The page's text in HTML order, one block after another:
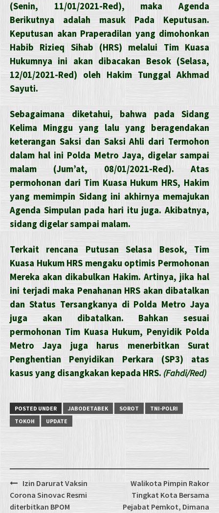
(Senin, 11/01/2021-Red), maka Agenda
Berikutnya adalah masuk Pada Keputusan.
Keputusan akan Praperadilan yang dimohonkan
Habib Rizieq Sihab (HRS) melalui Tim Kuasa
Hukumnya ini akan dibacakan Besok (Selasa,
12/01/2021-Red) oleh Hakim Tunggal Akhmad
Sayuti.
Sebagaimana diketahui, bahwa pada Sidang
Kelima Minggu yang lalu yang beragendakan
keterangan Saksi dan Saksi Ahli dari Termohon
dalam hal ini Polda Metro Jaya, digelar sampai
malam (Jum’at, 08/01/2021-Red). Atas
permohonan dari Tim Kuasa Hukum HRS, Hakim
yang memimpin Sidang ini akhirnya memajukan
Agenda Simpulan pada hari itu juga. Akibatnya,
sidang digelar sampai malam.
Terkait rencana Putusan Selasa Besok, Tim
Kuasa Hukum HRS mengaku optimis Permohonan
Mereka akan dikabulkan Hakim. Artinya, jika hal
ini terjadi maka Penahanan HRS akan dibatalkan
dan Status Tersangkanya di Polda Metro Jaya
juga akan dibatalkan. Bahkan sesuai
permohonan Tim Kuasa Hukum, Penyidik Polda
Metro Jaya juga harus menerbitkan Surat
Penghentian Penyidikan Perkara (SP3) atas
kasus yang disangkakan kepada HRS. (Fahdi/Red)
POSTED UNDER JABODETABEK SOROT
TNI-POLRI
TOKOH
UPDATE
Post
navigation
Izin Darurat Vaksin
Corona Sinovac Resmi
diterbitkan BPOM
Walikota Pimpin Rakor
Tingkat Kota Bersama
Pejabat Pemkot, Dimana